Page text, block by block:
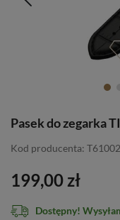
Pasek do zegarka
Kod producenta:
199,00 zł
Dostępny!